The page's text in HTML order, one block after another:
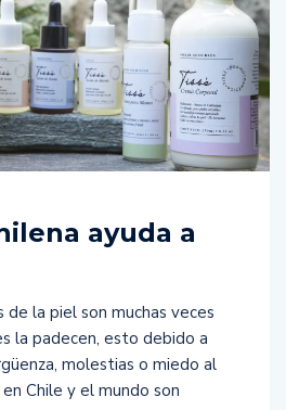
ayuda a
de la piel son muchas veces
la padecen, esto debido a
molestias o miedo al
Chile y el mundo son